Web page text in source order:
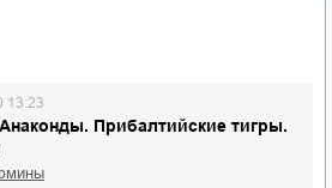
Прибалтийские тигры.
13:23